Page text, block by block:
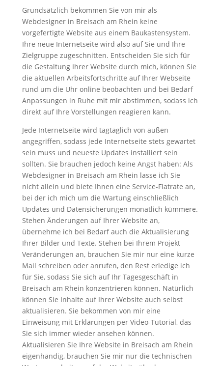
Grundsätzlich bekommen Sie von mir als
Webdesigner in Breisach am Rhein keine
vorgefertigte Website aus einem Baukastensystem.
Ihre neue Internetseite wird also auf Sie und Ihre
Zielgruppe zugeschnitten. Entscheiden Sie sich für
die Gestaltung Ihrer Website durch mich, können Sie
die aktuellen Arbeitsfortschritte auf Ihrer Webseite
rund um die Uhr online beobachten und bei Bedarf
Anpassungen in Ruhe mit mir abstimmen, sodass ich
direkt auf Ihre Vorstellungen reagieren kann.
Jede Internetseite wird tagtäglich von außen
angegriffen, sodass jede Internetseite stets gewartet
sein muss und neueste Updates installiert sein
sollten. Sie brauchen jedoch keine Angst haben: Als
Webdesigner in Breisach am Rhein lasse ich Sie
nicht allein und biete Ihnen eine Service-Flatrate an,
bei der ich mich um die Wartung einschließlich
Updates und Datensicherungen monatlich kümmere.
Stehen Änderungen auf Ihrer Website an,
übernehme ich bei Bedarf auch die Aktualisierung
Ihrer Bilder und Texte. Stehen bei Ihrem Projekt
Veränderungen an, brauchen Sie mir nur eine kurze
Mail schreiben oder anrufen, den Rest erledige ich
für Sie, sodass Sie sich auf Ihr Tagesgeschäft in
Breisach am Rhein konzentrieren können. Natürlich
können Sie Inhalte auf Ihrer Website auch selbst
aktualisieren. Sie bekommen von mir eine
Einweisung mit Erklärungen per Video-Tutorial, das
Sie sich immer wieder ansehen können.
Aktualisieren Sie Ihre Website in Breisach am Rhein
eigenhändig, brauchen Sie mir nur die technischen